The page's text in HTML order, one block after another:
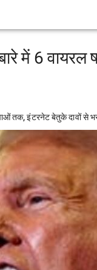
में 6 वायरल
तक, इंटरनेट बेतुके दावों से